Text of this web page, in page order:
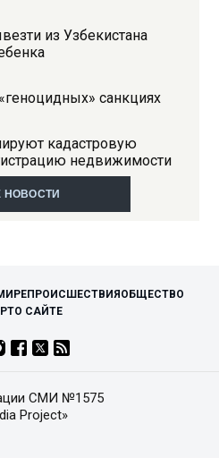
из Узбекистана
санкциях
кадастровую
недвижимости
НОВОСТИ
ПРОИСШЕСТВИЯ ОБЩЕСТВО
О САЙТЕ
СМИ №1575
Project»